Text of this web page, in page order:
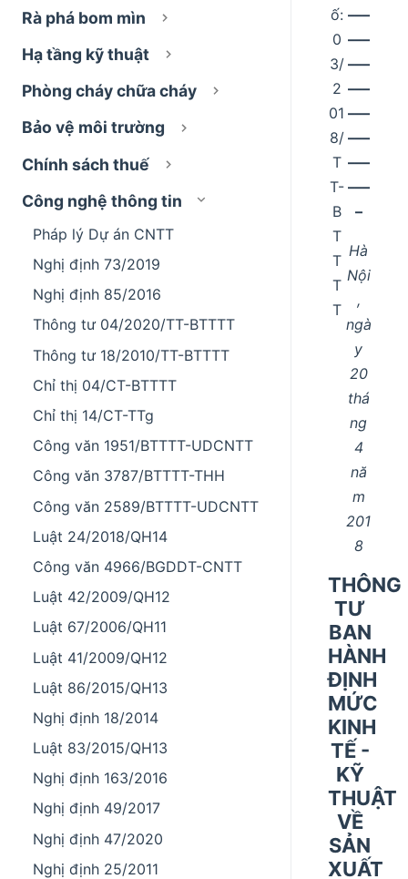
Rà phá bom mìn
Hạ tầng kỹ thuật
Phòng cháy chữa cháy
Bảo vệ môi trường
Chính sách thuế
Công nghệ thông tin
Pháp lý Dự án CNTT
Nghị định 73/2019
Nghị định 85/2016
Thông tư 04/2020/TT-BTTTT
Thông tư 18/2010/TT-BTTTT
Chỉ thị 04/CT-BTTTT
Chỉ thị 14/CT-TTg
Công văn 1951/BTTTT-UDCNTT
Công văn 3787/BTTTT-THH
Công văn 2589/BTTTT-UDCNTT
Luật 24/2018/QH14
Công văn 4966/BGDDT-CNTT
Luật 42/2009/QH12
Luật 67/2006/QH11
Luật 41/2009/QH12
Luật 86/2015/QH13
Nghị định 18/2014
Luật 83/2015/QH13
Nghị định 163/2016
Nghị định 49/2017
Nghị định 47/2020
Nghị định 25/2011
ố:
0
3/
2
01
8/
T
T-
B
T
T
T
T
–––
–––
–––
–––
–––
–––
–––
–––
–
Hà
Nội
,
ngà
y
20
thá
ng
4
nă
m
201
8
THÔNG
TƯ
BAN
HÀNH
ĐỊNH
MỨC
KINH
TẾ -
KỸ
THUẬT
VỀ
SẢN
XUẤT